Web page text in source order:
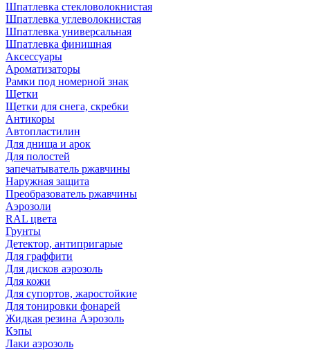
Шпатлевка стекловолокнистая
Шпатлевка углеволокнистая
Шпатлевка универсальная
Шпатлевка финишная
Аксессуары
Ароматизаторы
Рамки под номерной знак
Щетки
Щетки для снега, скребки
Антикоры
Автопластилин
Для днища и арок
Для полостей
запечатыватель ржавчины
Наружная защита
Преобразователь ржавчины
Аэрозоли
RAL цвета
Грунты
Детектор, антипригарые
Для граффити
Для дисков аэрозоль
Для кожи
Для супортов, жаростойкие
Для тонировки фонарей
Жидкая резина Аэрозоль
Кэпы
Лаки аэрозоль